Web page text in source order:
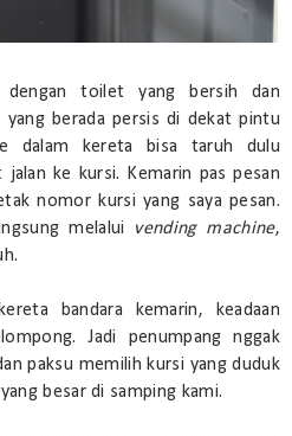
dengan toilet yang bersih dan
berada persis di dekat pintu
dalam kereta bisa taruh dulu
ke kursi. Kemarin pas pesan
nomor kursi yang saya pesan.
melalui
vending machine,
bandara kemarin, keadaan
Jadi penumpang nggak
paksu memilih kursi yang duduk
besar di samping kami.